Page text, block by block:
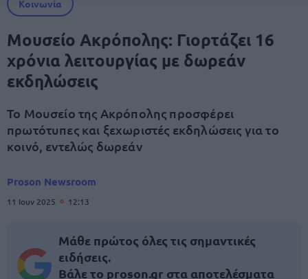
Κοινωνία
Μουσείο Ακρόπολης: Γιορτάζει 16
χρόνια λειτουργίας με δωρεάν
εκδηλώσεις
Το Μουσείο της Ακρόπολης προσφέρει
πρωτότυπες και ξεχωριστές εκδηλώσεις για το
κοινό, εντελώς δωρεάν
Proson Newsroom
11 Ιουν 2025 12:13
Μάθε πρώτος όλες τις σημαντικές
ειδήσεις.
Βάλε το proson.gr στα αποτελέσματα